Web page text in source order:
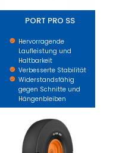
PORT PRO SS
Hervorragende
Laufleistung und
Haltbarkeit
Verbesserte Stabilität
Widerstandsfähig
gegen Schnitte und
Hängenbleiben